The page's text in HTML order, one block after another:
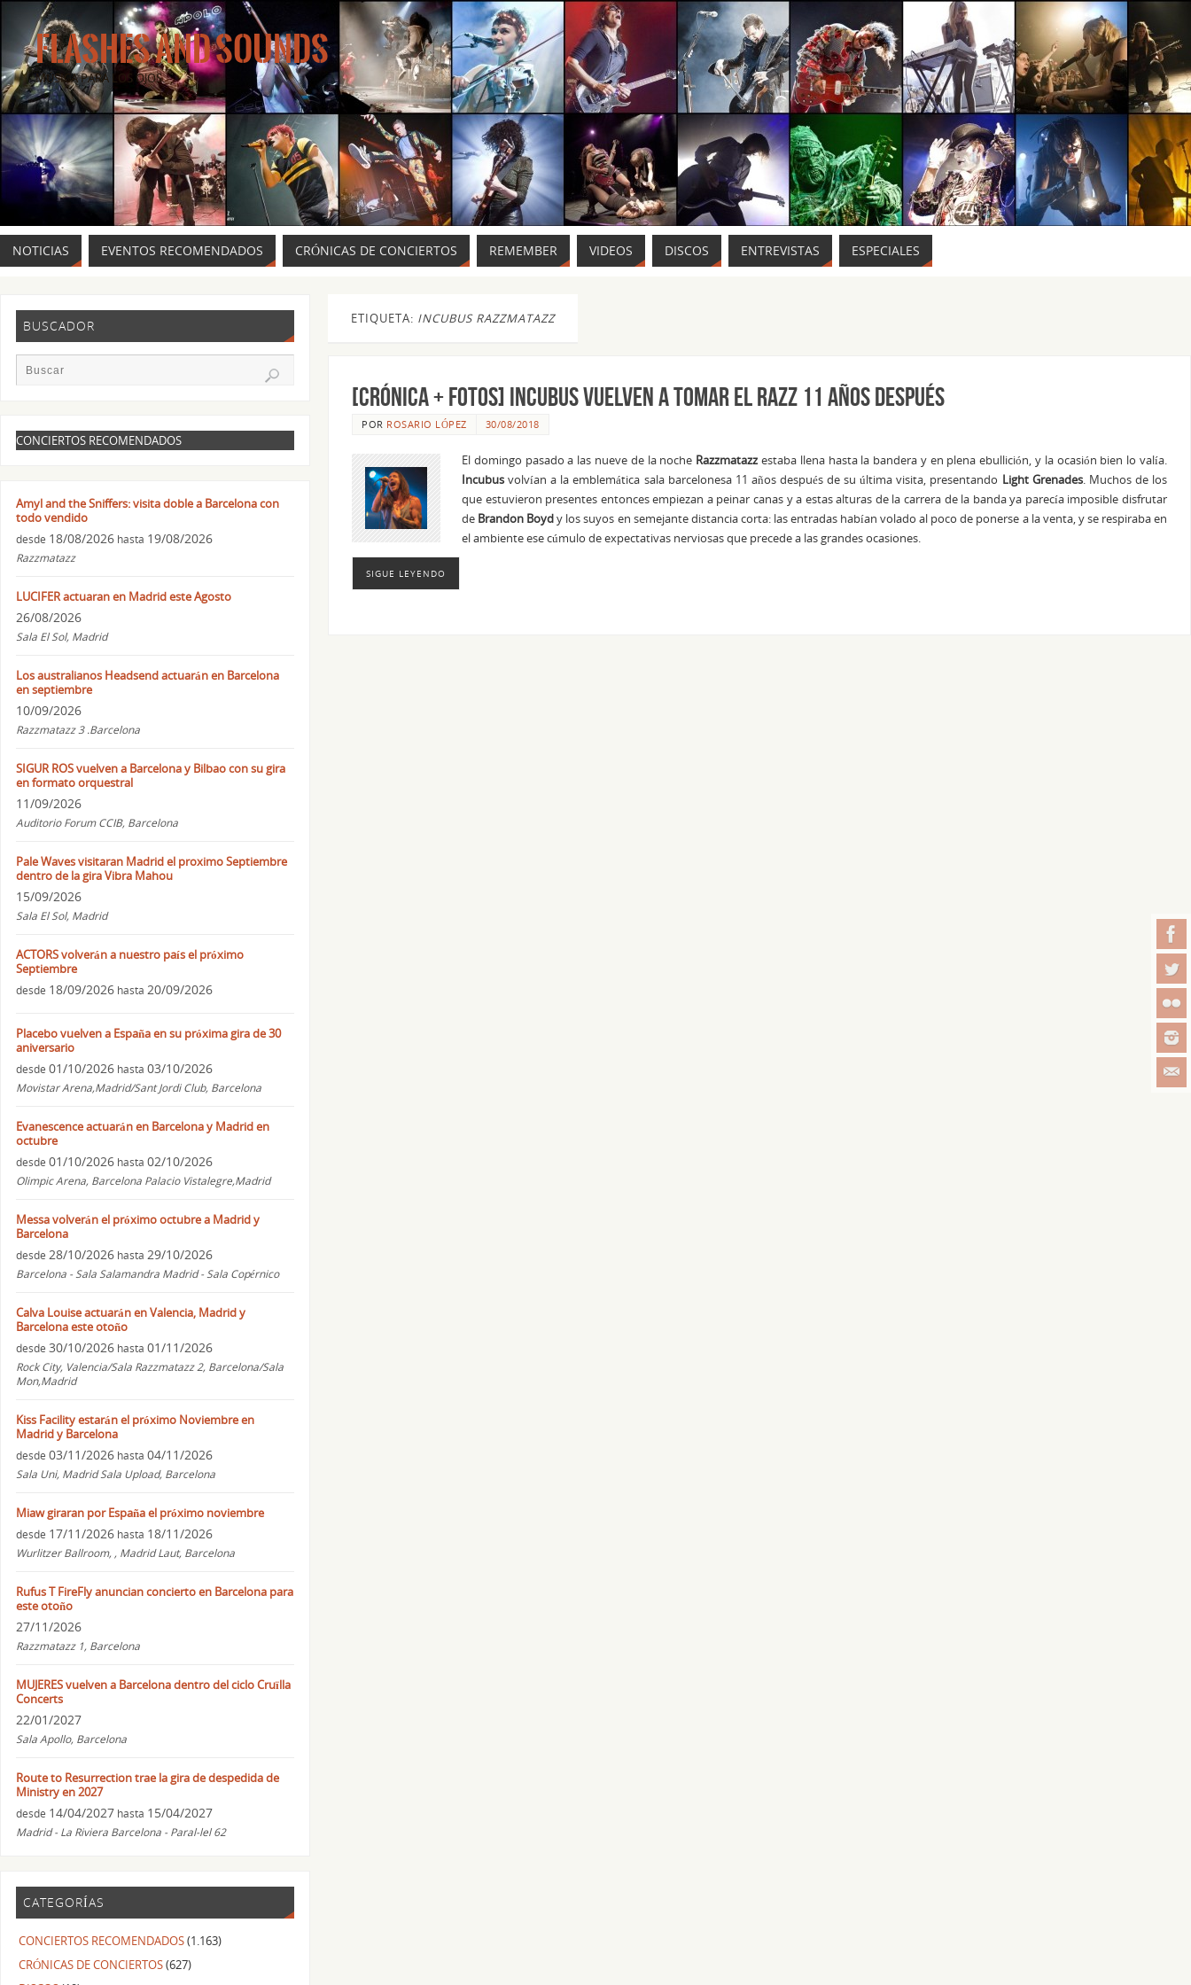
FLASHES AND SOUNDS
MÚSICA PARA LOS OJOS.
NOTICIAS EVENTOS RECOMENDADOS CRÓNICAS DE CONCIERTOS REMEMBER VIDEOS DISCOS ENTREVISTAS ESPECIALES
ETIQUETA: INCUBUS RAZZMATAZZ
[CRÓNICA + FOTOS] Incubus vuelven a tomar el Razz 11 años después
POR ROSARIO LÓPEZ 30/08/2018
El domingo pasado a las nueve de la noche Razzmatazz estaba llena hasta la bandera y en plena ebullición, y la ocasión bien lo valía.
Incubus volvían a la emblemática sala barcelonesa 11 años después de su última visita, presentando Light Grenades. Muchos de los
que estuvieron presentes entonces empiezan a peinar canas y a estas alturas de la carrera de la banda ya parecía imposible disfrutar
de Brandon Boydy los suyos en semejante distancia corta: las entradas habían volado al poco de ponerse a la venta, y se respiraba en
el ambiente ese cúmulo de expectativas nerviosas que precede a las grandes ocasiones.
SIGUE LEYENDO
BUSCADOR
CONCIERTOS RECOMENDADOS
Amyl and the Sniffers: visita doble a Barcelona con
todo vendido
desde 18/08/2026 hasta 19/08/2026
Razzmatazz
LUCIFER actuaran en Madrid este Agosto
26/08/2026
Sala El Sol, Madrid
Los australianos Headsend actuarán en Barcelona
en septiembre
10/09/2026
Razzmatazz 3 .Barcelona
SIGUR ROS vuelven a Barcelona y Bilbao con su gira
en formato orquestral
11/09/2026
Auditorio Forum CCIB, Barcelona
Pale Waves visitaran Madrid el proximo Septiembre
dentro de la gira Vibra Mahou
15/09/2026
Sala El Sol, Madrid
ACTORS volverán a nuestro país el próximo
Septiembre
desde 18/09/2026 hasta 20/09/2026
Placebo vuelven a España en su próxima gira de 30
aniversario
desde 01/10/2026 hasta 03/10/2026
Movistar Arena,Madrid/Sant Jordi Club, Barcelona
Evanescence actuarán en Barcelona y Madrid en
octubre
desde 01/10/2026 hasta 02/10/2026
Olimpic Arena, Barcelona Palacio Vistalegre,Madrid
Messa volverán el próximo octubre a Madrid y
Barcelona
desde 28/10/2026 hasta 29/10/2026
Barcelona - Sala Salamandra Madrid - Sala Copérnico
Calva Louise actuarán en Valencia, Madrid y
Barcelona este otoño
desde 30/10/2026 hasta 01/11/2026
Rock City, Valencia/Sala Razzmatazz 2, Barcelona/Sala
Mon,Madrid
Kiss Facility estarán el próximo Noviembre en
Madrid y Barcelona
desde 03/11/2026 hasta 04/11/2026
Sala Uni, Madrid Sala Upload, Barcelona
Miaw giraran por España el próximo noviembre
desde 17/11/2026 hasta 18/11/2026
Wurlitzer Ballroom, , Madrid Laut, Barcelona
Rufus T FireFly anuncian concierto en Barcelona para
este otoño
27/11/2026
Razzmatazz 1, Barcelona
MUJERES vuelven a Barcelona dentro del ciclo Cruïlla
Concerts
22/01/2027
Sala Apollo, Barcelona
Route to Resurrection trae la gira de despedida de
Ministry en 2027
desde 14/04/2027 hasta 15/04/2027
Madrid - La Riviera Barcelona - Paral-lel 62
CATEGORÍAS
CONCIERTOS RECOMENDADOS(1.163)
CRÓNICAS DE CONCIERTOS(627)